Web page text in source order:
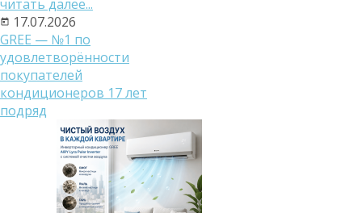
читать далее...
17.07.2026
GREE — №1 по
удовлетворённости
покупателей
кондиционеров 17 лет
подряд